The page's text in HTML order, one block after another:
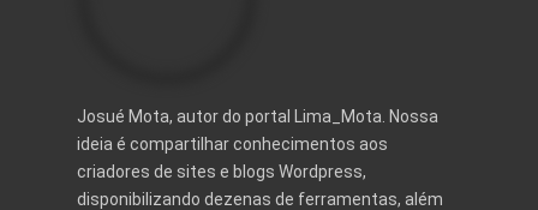
Josué Mota, autor do portal Lima_Mota. Nossa
ideia é compartilhar conhecimentos aos
criadores de sites e blogs Wordpress,
disponibilizando dezenas de ferramentas, além